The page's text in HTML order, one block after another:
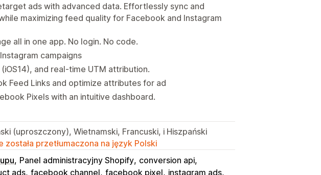
ads with advanced data. Effortlessly sync and
maximizing feed quality for Facebook and Instagram
all in one app. No login. No code.
campaigns
and real-time UTM attribution.
Feed Links and optimize attributes for ad
Pixels with an intuitive dashboard.
(uproszczony), Wietnamski, Francuski, i Hiszpański
została przetłumaczona na język Polski
Panel administracyjny Shopify conversion api
ads facebook channel facebook pixel instagram ads